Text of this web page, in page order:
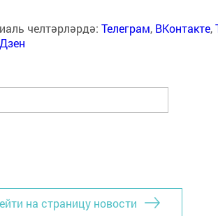
челтәрләрдә: Телеграм, ВКонтакте,
на страницу новости